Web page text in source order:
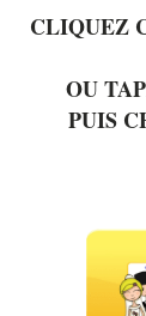
CLIQUEZ
OU
PUIS